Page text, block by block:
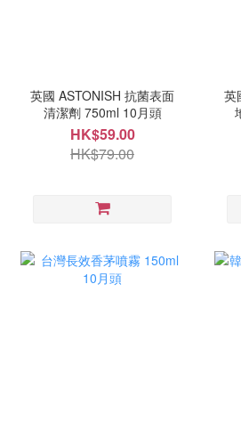
英國 ASTONISH 抗菌表面
清潔劑 750ml 10月頭
HK$59.00
HK$79.00
英